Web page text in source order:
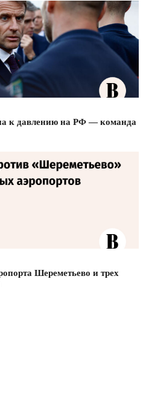
к давлению на РФ — команда
Шереметьево и трех